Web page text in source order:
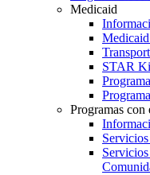
Medicaid
STAR
Programas con